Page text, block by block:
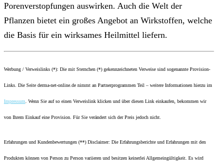
Porenverstopfungen auswirken. Auch die Welt der
Pflanzen bietet ein großes Angebot an Wirkstoffen, welche
die Basis für ein wirksames Heilmittel liefern.
Werbung / Verweislinks (*): Die mit Sternchen (*) gekennzeichneten Verweise sind sogenannte Provision-
Links. Die Seite derma-net-online.de nimmt an Partnerprogrammen Teil – weitere Informationen hierzu im
Impressum . Wenn Sie auf so einen Verweislink klicken und über diesen Link einkaufen, bekommen wir
von Ihrem Einkauf eine Provision. Für Sie verändert sich der Preis jedoch nicht.
Erfahrungen und Kundenbewertungen (**) Disclaimer: Die Erfahrungsberichte und Erfahrungen mit den
Produkten können von Person zu Person variieren und besitzen keinerlei Allgemeingültigkeit. Es wird